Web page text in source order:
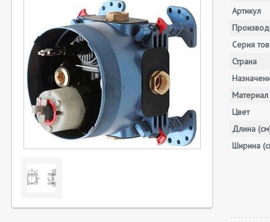
Артикул
Серия
Страна
Материал
Цвет
Длина
Ширина